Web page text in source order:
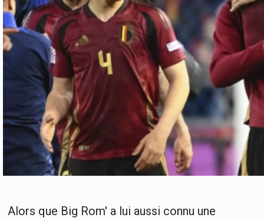
Alors que Big Rom' a lui aussi connu une